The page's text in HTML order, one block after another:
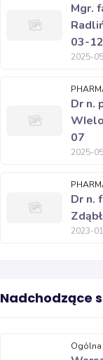
Mgr.
03-12
2025-
Dr n.
07
2025-
Dr n.
2023-
Nadchodzące
Ogólna